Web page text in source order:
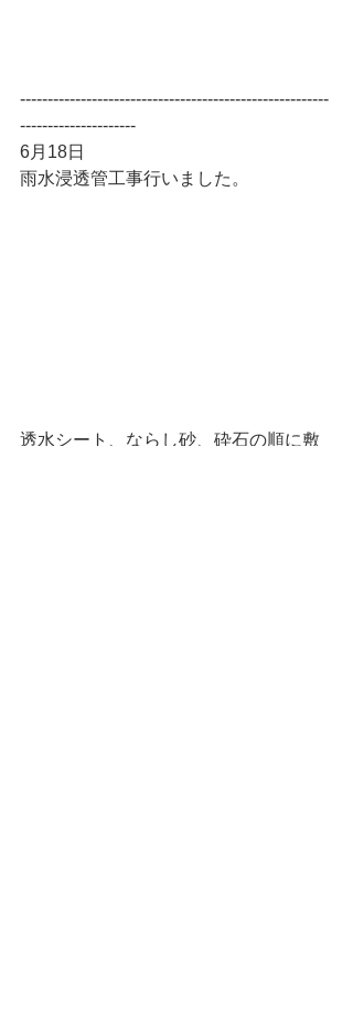
--------------------------------------------------------
---------------------
6月18日
雨水浸透管工事行いました。
透水シート、ならし砂、砕石の順に敷